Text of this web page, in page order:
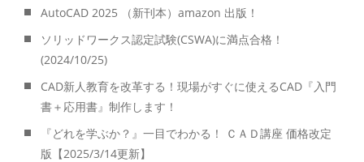
AutoCAD 2025 （新刊本）amazon 出版！
ソリッドワークス認定試験(CSWA)に満点合格！
(2024/10/25)
CAD新人教育を改革する！現場がすぐに使えるCAD『入門
書＋応用書』制作します！
『どれを学ぶか？』一目でわかる！ ＣＡＤ講座 価格改定
版【2025/3/14更新】